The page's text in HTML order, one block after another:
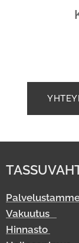
Vakuutus
Hinnasto